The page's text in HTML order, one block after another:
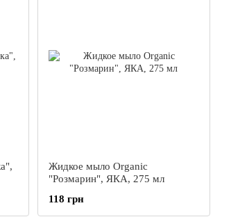
Жидкое мыло Organic
"Розмарин", ЯКА, 275 мл
118 грн